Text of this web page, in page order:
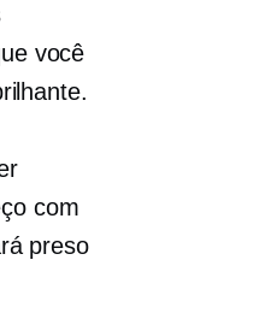
você
com
preso